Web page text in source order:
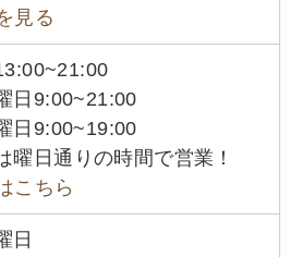
見る
日9:00~21:00
日9:00~19:00
曜日通りの時間で営業！
こちら
日